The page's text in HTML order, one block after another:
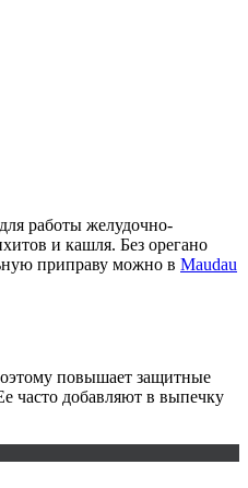
работы желудочно-
и кашля. Без орегано
приправу можно в Maudau
повышает защитные
часто добавляют в выпечку